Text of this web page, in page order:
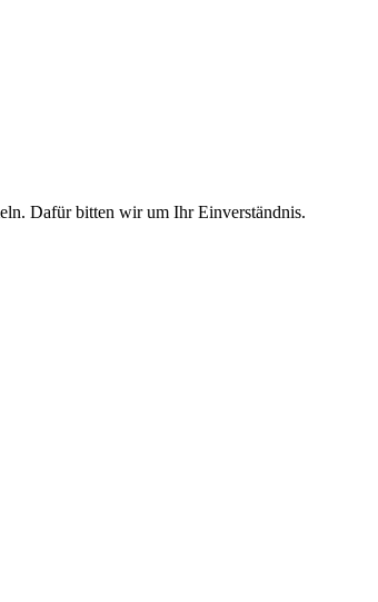
Dafür bitten wir um Ihr Einverständnis.